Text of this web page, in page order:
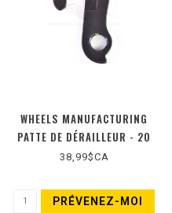
WHEELS MANUFACTURING
PATTE DE DÉRAILLEUR - 20
38,99$CA
PRÉVENEZ-MOI